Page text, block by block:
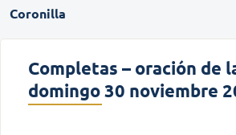
Coronilla
Completas – oración de
domingo 30 noviembre